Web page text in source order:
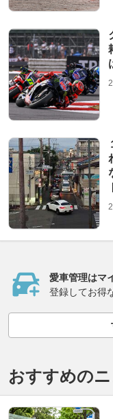
愛車管理はマ
登録してお得
おすすめの